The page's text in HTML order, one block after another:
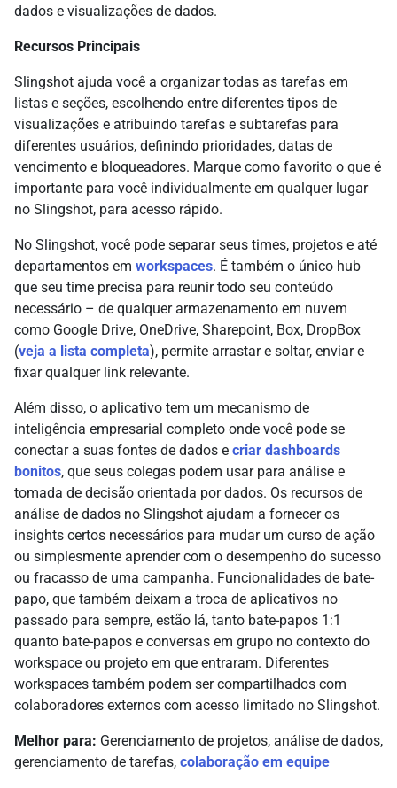
dados e visualizações de dados.
Recursos Principais
Slingshot ajuda você a organizar todas as tarefas em
listas e seções, escolhendo entre diferentes tipos de
visualizações e atribuindo tarefas e subtarefas para
diferentes usuários, definindo prioridades, datas de
vencimento e bloqueadores. Marque como favorito o que é
importante para você individualmente em qualquer lugar
no Slingshot, para acesso rápido.
No Slingshot, você pode separar seus times, projetos e até
departamentos em workspaces. É também o único hub
que seu time precisa para reunir todo seu conteúdo
necessário – de qualquer armazenamento em nuvem
como Google Drive, OneDrive, Sharepoint, Box, DropBox
(veja a lista completa), permite arrastar e soltar, enviar e
fixar qualquer link relevante.
Além disso, o aplicativo tem um mecanismo de
inteligência empresarial completo onde você pode se
conectar a suas fontes de dados e criar dashboards
bonitos, que seus colegas podem usar para análise e
tomada de decisão orientada por dados. Os recursos de
análise de dados no Slingshot ajudam a fornecer os
insights certos necessários para mudar um curso de ação
ou simplesmente aprender com o desempenho do sucesso
ou fracasso de uma campanha. Funcionalidades de bate-
papo, que também deixam a troca de aplicativos no
passado para sempre, estão lá, tanto bate-papos 1:1
quanto bate-papos e conversas em grupo no contexto do
workspace ou projeto em que entraram. Diferentes
workspaces também podem ser compartilhados com
colaboradores externos com acesso limitado no Slingshot.
Melhor para: Gerenciamento de projetos, análise de dados,
gerenciamento de tarefas, colaboração em equipe